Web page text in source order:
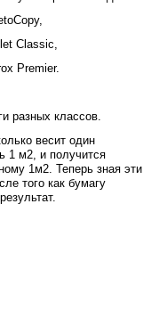
Classic,
Premier.
разных классов.
весит один
1 м2, и получится
1м2. Теперь зная эти
того как бумагу